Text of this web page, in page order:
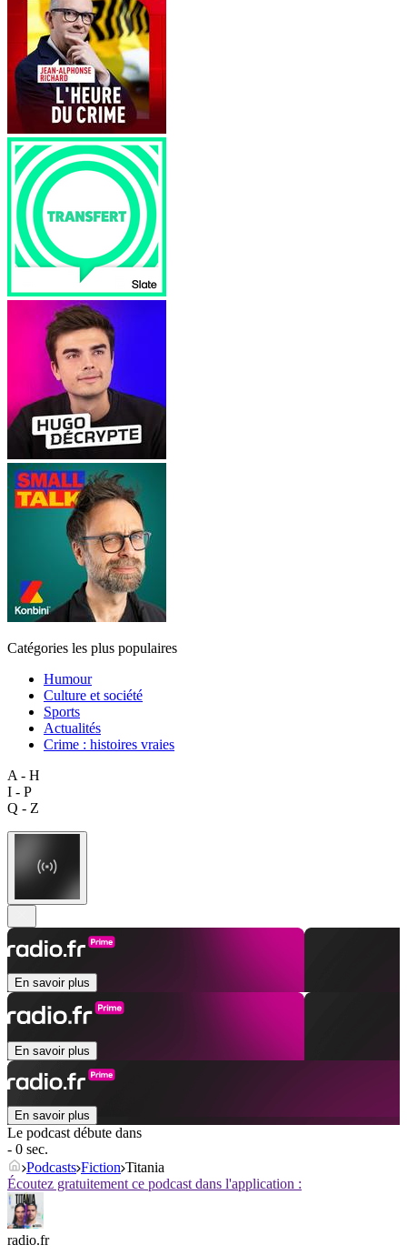
Catégories les plus populaires
Humour
Culture et société
Sports
Actualités
Crime : histoires vraies
A - H
I - P
Q - Z
En savoir plus
En savoir plus
En savoir plus
Le podcast débute dans
- 0 sec.
Podcasts Fiction Titania
Écoutez gratuitement ce podcast dans l'application :
radio.fr